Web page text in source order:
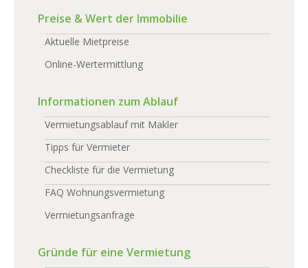
Preise & Wert der Immobilie
Aktuelle Mietpreise
Online-Wertermittlung
Informationen zum Ablauf
Vermietungsablauf mit Makler
Tipps für Vermieter
Checkliste für die Vermietung
FAQ Wohnungsvermietung
Vermietungsanfrage
Gründe für eine Vermietung